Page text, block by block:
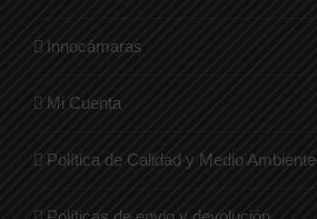
Innocámaras
Mi Cuenta
Política de Calidad y Medio Ambiente